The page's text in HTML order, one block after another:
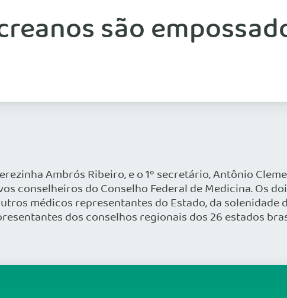
são
Ambrós Ribeiro, e o 1º secretário, Antônio
conselheiros do Conselho Federal de Medicina. Os
médicos representantes do Estado, da
dos conselhos regionais dos 26 estados